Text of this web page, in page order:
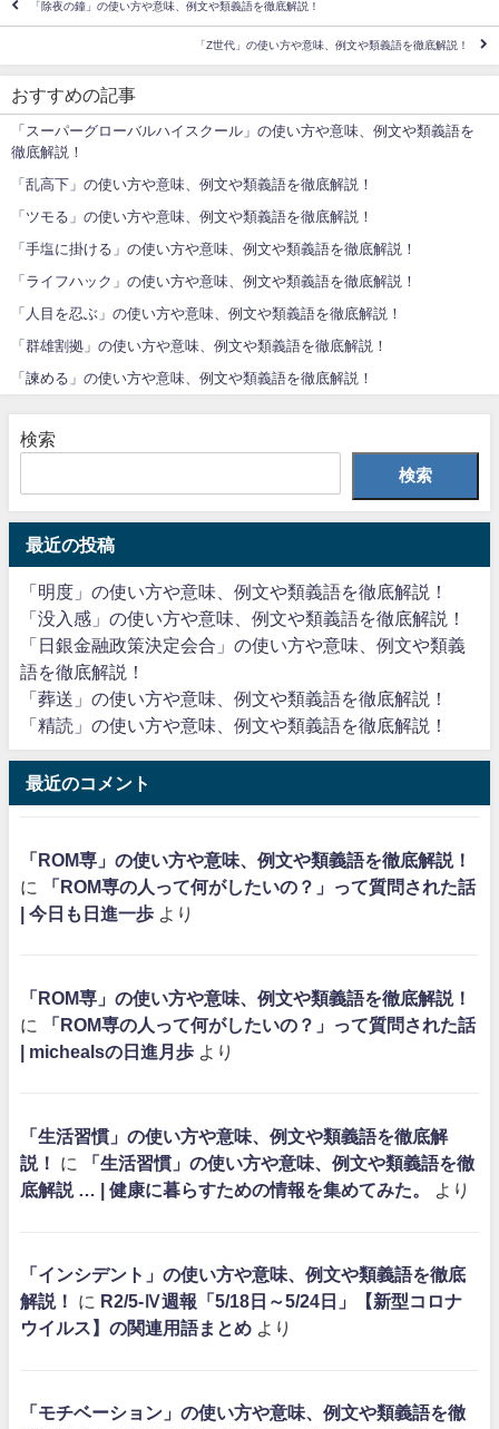
「除夜の鐘」の使い方や意味、例文や類義語を徹底解説！
「Z世代」の使い方や意味、例文や類義語を徹底解説！
おすすめの記事
「スーパーグローバルハイスクール」の使い方や意味、例文や類義語を
徹底解説！
「乱高下」の使い方や意味、例文や類義語を徹底解説！
「ツモる」の使い方や意味、例文や類義語を徹底解説！
「手塩に掛ける」の使い方や意味、例文や類義語を徹底解説！
「ライフハック」の使い方や意味、例文や類義語を徹底解説！
「人目を忍ぶ」の使い方や意味、例文や類義語を徹底解説！
「群雄割拠」の使い方や意味、例文や類義語を徹底解説！
「諫める」の使い方や意味、例文や類義語を徹底解説！
検索
検索
最近の投稿
「明度」の使い方や意味、例文や類義語を徹底解説！
「没入感」の使い方や意味、例文や類義語を徹底解説！
「日銀金融政策決定会合」の使い方や意味、例文や類義
語を徹底解説！
「葬送」の使い方や意味、例文や類義語を徹底解説！
「精読」の使い方や意味、例文や類義語を徹底解説！
最近のコメント
「ROM専」の使い方や意味、例文や類義語を徹底解説！
に
「ROM専の人って何がしたいの？」って質問された話
| 今日も日進一歩 より
「ROM専」の使い方や意味、例文や類義語を徹底解説！
に
「ROM専の人って何がしたいの？」って質問された話
| michealsの日進月歩 より
「生活習慣」の使い方や意味、例文や類義語を徹底解
説！
に
「生活習慣」の使い方や意味、例文や類義語を徹
底解説 … | 健康に暮らすための情報を集めてみた。
より
「インシデント」の使い方や意味、例文や類義語を徹底
解説！
に R2/5-Ⅳ週報「5/18日～5/24日」【新型コロナ
ウイルス】の関連用語まとめ より
「モチベーション」の使い方や意味、例文や類義語を徹